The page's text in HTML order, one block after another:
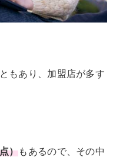
もあり、加盟店が多す
）もあるので、その中